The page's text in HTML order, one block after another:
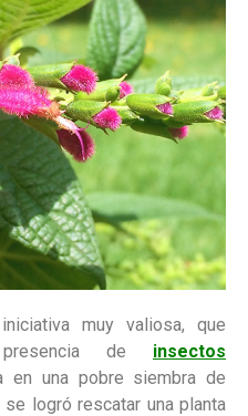
muy valiosa, que
de insectos
en una pobre siembra de
logró rescatar una planta